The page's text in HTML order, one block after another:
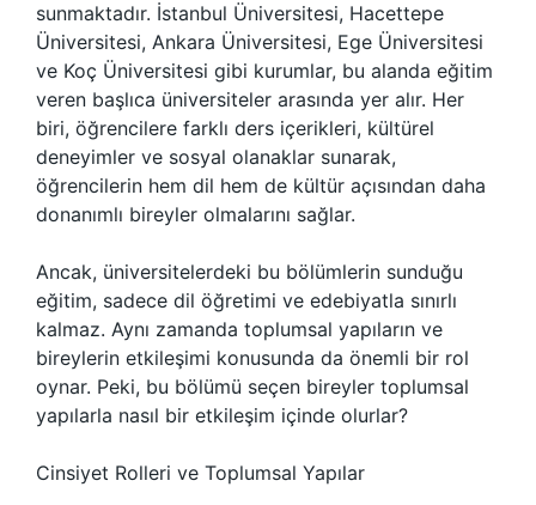
sunmaktadır. İstanbul Üniversitesi, Hacettepe
Üniversitesi, Ankara Üniversitesi, Ege Üniversitesi
ve Koç Üniversitesi gibi kurumlar, bu alanda eğitim
veren başlıca üniversiteler arasında yer alır. Her
biri, öğrencilere farklı ders içerikleri, kültürel
deneyimler ve sosyal olanaklar sunarak,
öğrencilerin hem dil hem de kültür açısından daha
donanımlı bireyler olmalarını sağlar.
Ancak, üniversitelerdeki bu bölümlerin sunduğu
eğitim, sadece dil öğretimi ve edebiyatla sınırlı
kalmaz. Aynı zamanda toplumsal yapıların ve
bireylerin etkileşimi konusunda da önemli bir rol
oynar. Peki, bu bölümü seçen bireyler toplumsal
yapılarla nasıl bir etkileşim içinde olurlar?
Cinsiyet Rolleri ve Toplumsal Yapılar